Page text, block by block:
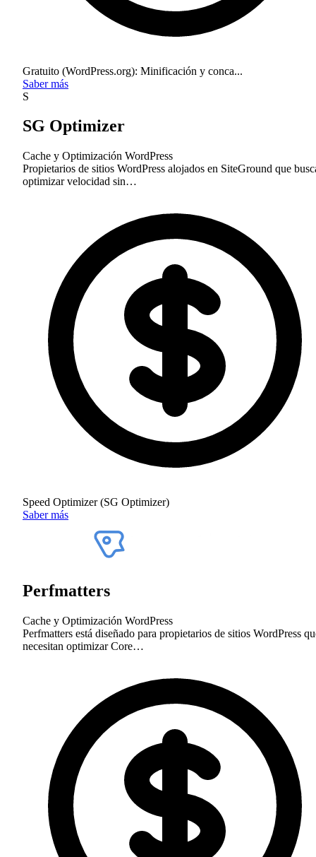
Gratuito (WordPress.org): Minificación y conca...
Saber más
S
SG Optimizer
Cache y Optimización WordPress
Propietarios de sitios WordPress alojados en SiteGround que
optimizar velocidad sin…
Speed Optimizer (SG Optimizer)
Saber más
Perfmatters
Cache y Optimización WordPress
Perfmatters está diseñado para propietarios de sitios WordPress
necesitan optimizar Core…